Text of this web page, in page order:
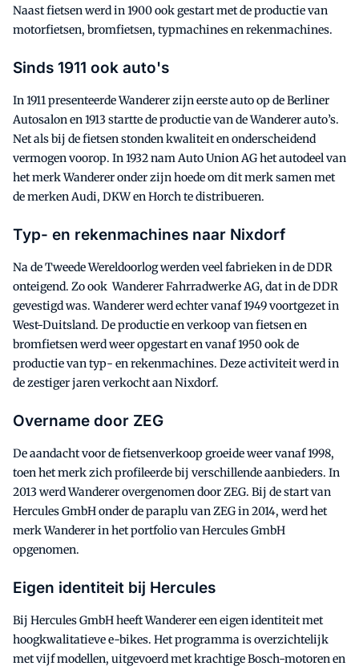
Naast fietsen werd in 1900 ook gestart met de productie van
motorfietsen, bromfietsen, typmachines en rekenmachines.
Sinds 1911 ook auto's
In 1911 presenteerde Wanderer zijn eerste auto op de Berliner
Autosalon en 1913 startte de productie van de Wanderer auto’s.
Net als bij de fietsen stonden kwaliteit en onderscheidend
vermogen voorop. In 1932 nam Auto Union AG het autodeel van
het merk Wanderer onder zijn hoede om dit merk samen met
de merken Audi, DKW en Horch te distribueren.
Typ- en rekenmachines naar Nixdorf
Na de Tweede Wereldoorlog werden veel fabrieken in de DDR
onteigend. Zo ook Wanderer Fahrradwerke AG, dat in de DDR
gevestigd was. Wanderer werd echter vanaf 1949 voortgezet in
West-Duitsland. De productie en verkoop van fietsen en
bromfietsen werd weer opgestart en vanaf 1950 ook de
productie van typ- en rekenmachines. Deze activiteit werd in
de zestiger jaren verkocht aan Nixdorf.
Overname door ZEG
De aandacht voor de fietsenverkoop groeide weer vanaf 1998,
toen het merk zich profileerde bij verschillende aanbieders. In
2013 werd Wanderer overgenomen door ZEG. Bij de start van
Hercules GmbH onder de paraplu van ZEG in 2014, werd het
merk Wanderer in het portfolio van Hercules GmbH
opgenomen.
Eigen identiteit bij Hercules
Bij Hercules GmbH heeft Wanderer een eigen identiteit met
hoogkwalitatieve e-bikes. Het programma is overzichtelijk
met vijf modellen, uitgevoerd met krachtige Bosch-motoren en